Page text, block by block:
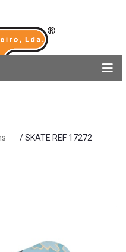
/ SKATE REF 17272